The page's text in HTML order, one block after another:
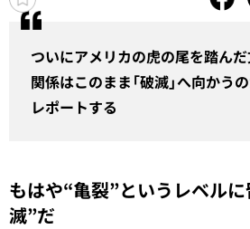
ついにアメリカの虎の尾を踏ん
関係はこのまま「破滅」へ向か
レポートする
もはや“亀裂”というレベル
滅”だ